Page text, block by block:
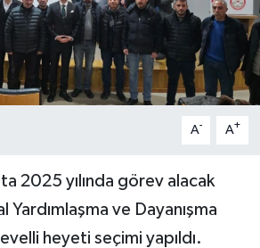
A- A+
2025 yılında görev alacak
Yardımlaşma ve Dayanışma
heyeti seçimi yapıldı.